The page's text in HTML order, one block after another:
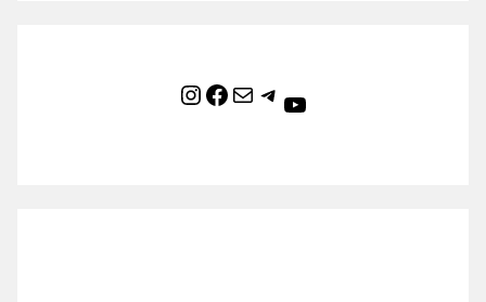
Instagram Facebook Mail Telegram YouTube